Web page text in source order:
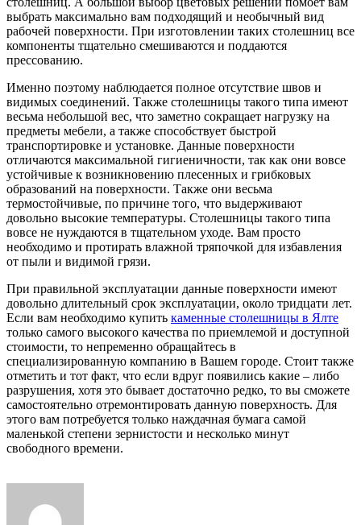
выбрать максимально вам подходящий и необычный вид
рабочей поверхности. При изготовлении таких столешниц все
компоненты тщательно смешиваются и поддаются
прессованию.
Именно поэтому наблюдается полное отсутствие швов и
видимых соединений. Также столешницы такого типа имеют
весьма небольшой вес, что заметно сокращает нагрузку на
предметы мебели, а также способствует быстрой
транспортировке и установке. Данные поверхности
отличаются максимальной гигиеничности, так как они вовсе
устойчивые к возникновению плесенных и грибковых
образований на поверхности. Также они весьма
термостойчивые, по причине того, что выдерживают
довольно высокие температуры. Столешницы такого типа
вовсе не нуждаются в тщательном уходе. Вам просто
необходимо и протирать влажной тряпочкой для избавления
от пыли и видимой грязи.
При правильной эксплуатации данные поверхности имеют
довольно длительный срок эксплуатации, около тридцати лет.
Если вам необходимо купить каменные столешницы в Ялте
только самого высокого качества по приемлемой и доступной
стоимости, то непременно обращайтесь в
специализированную компанию в Вашем городе. Стоит также
отметить и тот факт, что если вдруг появились какие – либо
разрушения, хотя это бывает достаточно редко, то вы сможете
самостоятельно отремонтировать данную поверхность. Для
этого вам потребуется только наждачная бумага самой
маленькой степени зернистости и несколько минут
свободного времени.